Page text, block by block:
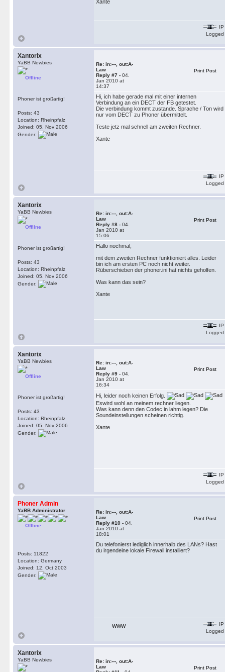
Xante
IP
Logged
Xantorix
YaBB Newbies
Offline
Phoner ist großartig!
Posts: 43
Location: Rheinpfalz
Joined: 05. Nov 2006
Gender:
Re: in:---, out:A-
Law
Reply #7 - 04.
Jan 2010 at
14:37
Print Post
Hi, ich habe gerade mal mit einer internen
Verbindung an ein DECT der FB getestet.
Die verbindung kommt zustande. Sprache / Ton wird
nur vom DECT zu Phoner übermittelt.
Teste jetz mal schnell am zweiten Rechner.
Xante
IP
Logged
Xantorix
YaBB Newbies
Offline
Phoner ist großartig!
Posts: 43
Location: Rheinpfalz
Joined: 05. Nov 2006
Gender:
Re: in:---, out:A-
Law
Reply #8 - 04.
Jan 2010 at
15:06
Print Post
Hallo nochmal,
mit dem zweiten Rechner funktioniert alles. Leider
bin ich am ersten PC noch nicht weiter.
Rüberschieben der phoner.ini hat nichts geholfen.
Was kann das sein?
Xante
IP
Logged
Xantorix
YaBB Newbies
Offline
Phoner ist großartig!
Posts: 43
Location: Rheinpfalz
Joined: 05. Nov 2006
Gender:
Re: in:---, out:A-
Law
Reply #9 - 04.
Jan 2010 at
16:34
Print Post
Hi, leider noch keinen Erfolg.
Eswird wohl an meinem rechner liegen.
Was kann denn den Codec in lahm legen? Die
Soundeinstellungen scheinen richtig.
Xante
IP
Logged
Phoner Admin
YaBB Administrator
Offline
Posts: 11822
Location: Germany
Joined: 12. Oct 2003
Gender:
Re: in:---, out:A-
Law
Reply #10 - 04.
Jan 2010 at
18:01
Print Post
Du telefonierst lediglich innerhalb des LANs? Hast
du irgendeine lokale Firewall installiert?
WWW
IP
Logged
Xantorix
YaBB Newbies
Re: in:---, out:A-
Law
Print Post